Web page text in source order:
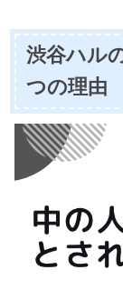
渋谷ハル
つの理由